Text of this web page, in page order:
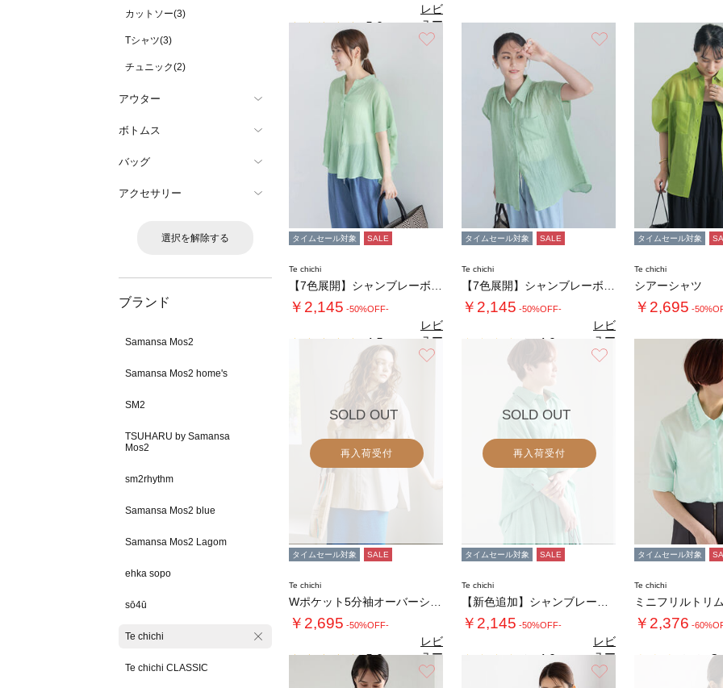
カットソー(3)
Tシャツ(3)
チュニック(2)
アウター
ボトムス
バッグ
アクセサリー
選択を解除する
ブランド
Samansa Mos2
Samansa Mos2 home's
SM2
TSUHARU by Samansa
Mos2
sm2rhythm
Samansa Mos2 blue
Samansa Mos2 Lagom
ehka sopo
sō4ū
Te chichi
Te chichi CLASSIC
5.0（1）
レビ
ュー
を見
る
タイムセール対象 SALE
Te chichi
￥2,145 -50%OFF-
4.5（2）
レビ
ュー
を見
る
タイムセール対象 SALE
Te chichi
￥2,145 -50%OFF-
4.0
レビ
ュー
を見
る
タイムセール対象
Te chichi
シアーシャツ
￥2,695 -
SOLD OUT
再入荷受付
タイムセール対象 SALE
Te chichi
￥2,695 -50%OFF-
5.0（3）
レビ
ュー
を見
る
SOLD OUT
再入荷受付
タイムセール対象 SALE
Te chichi
￥2,145 -50%OFF-
4.0（5）
レビ
ュー
を見
る
タイムセール対象
Te chichi
￥2,376 -